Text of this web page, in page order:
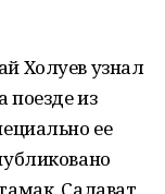
Холуев узнал
поезде из
ее